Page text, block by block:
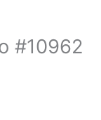
#10962